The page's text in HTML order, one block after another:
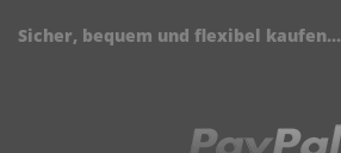
Sicher, bequem und flexibel kaufen...